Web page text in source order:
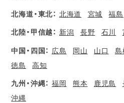
北海道・東北： 北海道 宮城 福島
北陸・甲信越： 新潟 長野 石川
中国・四国： 広島 岡山 山口 島
徳島
高知
九州・沖縄： 福岡 熊本 鹿児島
沖縄